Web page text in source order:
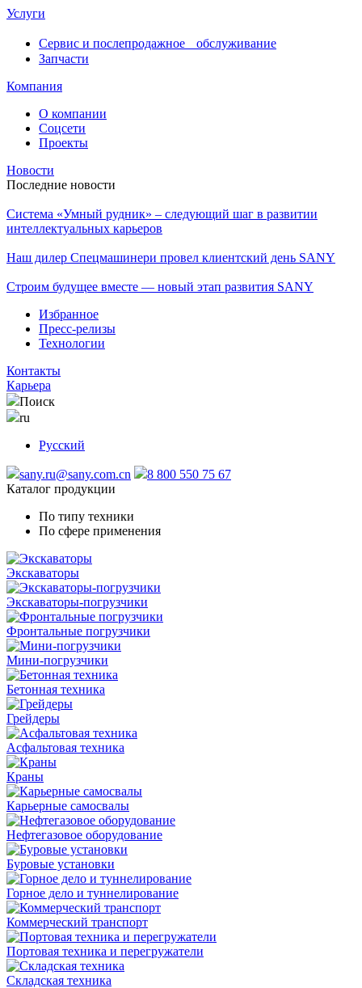
Услуги
Сервис и послепродажное обслуживание
Запчасти
Компания
О компании
Соцсети
Проекты
Новости
Последние новости
Система «Умный рудник» – следующий шаг в развитии
интеллектуальных карьеров
Наш дилер Спецмашинери провел клиентский день SANY
Строим будущее вместе — новый этап развития SANY
Избранное
Пресс-релизы
Технологии
Контакты
Карьера
Поиск
ru
Русский
sany.ru@sany.com.cn
8 800 550 75 67
Каталог продукции
По типу техники
По сфере применения
Экскаваторы
Экскаваторы-погрузчики
Фронтальные погрузчики
Мини-погрузчики
Бетонная техника
Грейдеры
Асфальтовая техника
Краны
Карьерные самосвалы
Нефтегазовое оборудование
Буровые установки
Горное дело и туннелирование
Коммерческий транспорт
Портовая техника и перегружатели
Складская техника